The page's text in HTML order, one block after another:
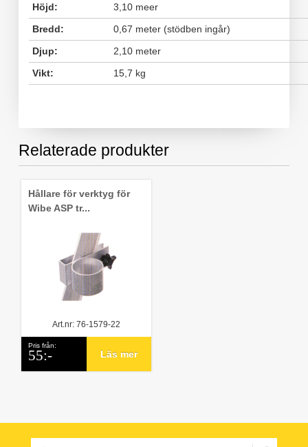
Höjd:
3,10 meer
Bredd:
0,67 meter (stödben ingår)
Djup:
2,10 meter
Vikt:
15,7 kg
Relaterade produkter
Hållare för verktyg för
Wibe ASP tr...
Art.nr: 76-1579-22
Pris från:
55:- Läs mer